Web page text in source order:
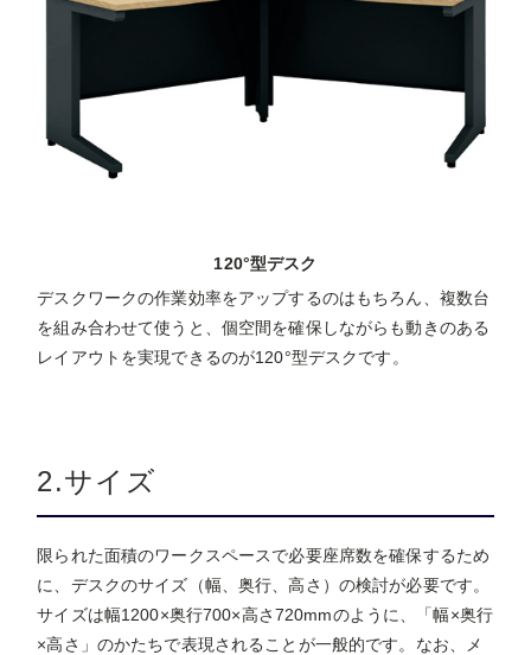
120°型デスク
デスクワークの作業効率をアップするのはもちろん、複数台
を組み合わせて使うと、個空間を確保しながらも動きのある
レイアウトを実現できるのが120°型デスクです。
2.サイズ
限られた面積のワークスペースで必要座席数を確保するため
に、デスクのサイズ（幅、奥行、高さ）の検討が必要です。
サイズは幅1200×奥行700×高さ720mmのように、「幅×奥行
×高さ」のかたちで表現されることが一般的です。なお、メ